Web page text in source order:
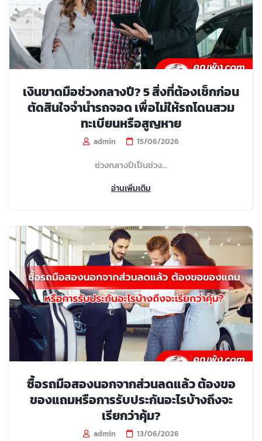
เงินขาดมือช่วงกลางปี? 5 สิ่งที่ต้องเช็กก่อน
ตัดสินใจจำนำรถจอด เพื่อไม่ให้รถโดนสวม
ทะเบียนหรือสูญหาย
admin 15/06/2026
ช่วงกลางปีเป็นช่วง...
อ่านเพิ่มเติม
ซื้อรถมือสองนอกจากส่วนลดแล้ว ต้องขอ
ของแถมหรือการรับประกันอะไรบ้างถึงจะ
เรียกว่าคุ้ม?
admin 13/06/2026